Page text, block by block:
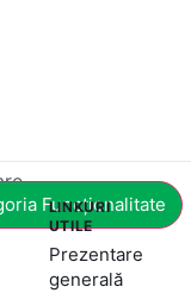
Funcționalitate
LINKURI
UTILE
Prezentare
generală